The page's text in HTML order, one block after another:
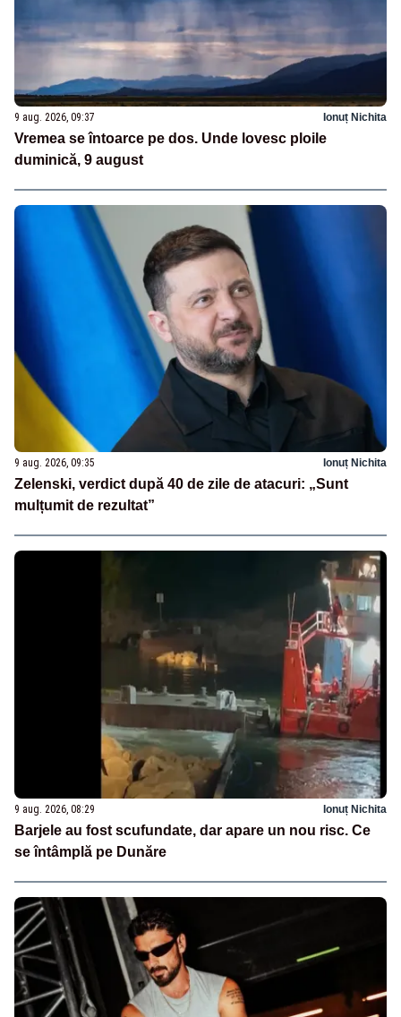
9 aug. 2026, 09:37 Ionuț Nichita
Vremea se întoarce pe dos. Unde lovesc ploile
duminică, 9 august
9 aug. 2026, 09:35 Ionuț Nichita
Zelenski, verdict după 40 de zile de atacuri: „Sunt
mulțumit de rezultat”
9 aug. 2026, 08:29 Ionuț Nichita
Barjele au fost scufundate, dar apare un nou risc. Ce
se întâmplă pe Dunăre